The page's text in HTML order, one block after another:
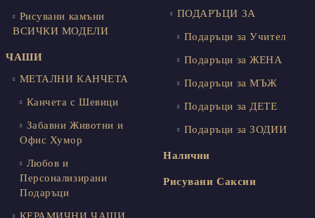
Рисувани камъни
ВСИЧКИ МОДЕЛИ
ЧАШИ
МЕТАЛНИ КАНЧЕТА
Канчета с Шевици
Забавни Животни и
Офис Хумор
Любов и
Персонализирани
Подаръци
ПОДАРЪЦИ ЗА
Подаръци за Учител
Подаръци за ЖЕНА
Подаръци за МЪЖ
Подаръци за ДЕТЕ
Подаръци за ЗОДИИ
Налични
Рисувани Саксии